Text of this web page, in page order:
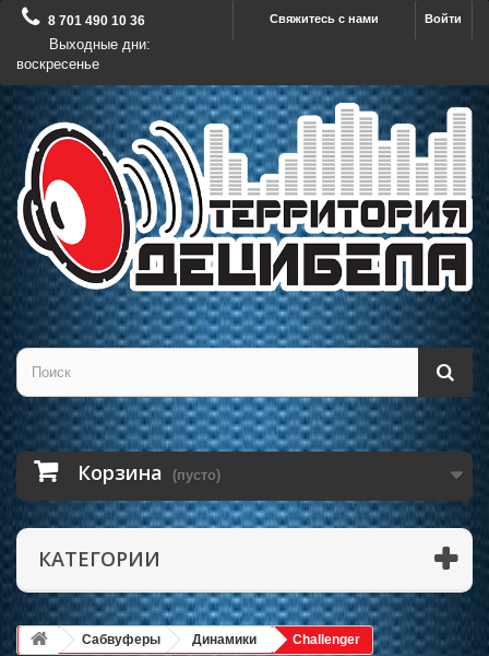
Войти
Свяжитесь с нами
8 701 490 10 36
Выходные дни:
воскресенье
Корзина (пусто)
КАТЕГОРИИ
Сабвуферы Динамики Challenger